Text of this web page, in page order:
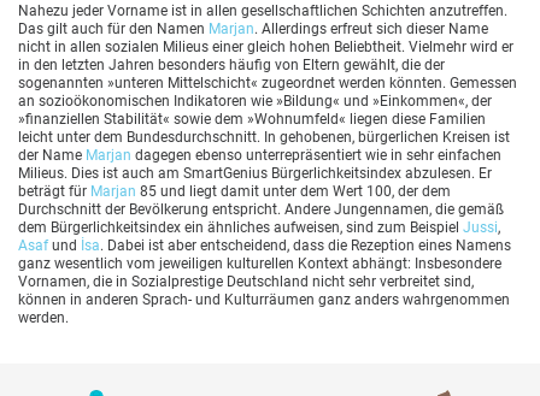
Nahezu jeder Vorname ist in allen gesellschaftlichen Schichten anzutreffen.
Das gilt auch für den Namen Marjan. Allerdings erfreut sich dieser Name
nicht in allen sozialen Milieus einer gleich hohen Beliebtheit. Vielmehr wird er
in den letzten Jahren besonders häufig von Eltern gewählt, die der
sogenannten »unteren Mittelschicht« zugeordnet werden könnten. Gemessen
an sozioökonomischen Indikatoren wie »Bildung« und »Einkommen«, der
»finanziellen Stabilität« sowie dem »Wohnumfeld« liegen diese Familien
leicht unter dem Bundesdurchschnitt. In gehobenen, bürgerlichen Kreisen ist
der Name Marjan dagegen ebenso unterrepräsentiert wie in sehr einfachen
Milieus. Dies ist auch am SmartGenius Bürgerlichkeitsindex abzulesen. Er
beträgt für Marjan 85 und liegt damit unter dem Wert 100, der dem
Durchschnitt der Bevölkerung entspricht. Andere Jungennamen, die gemäß
dem Bürgerlichkeitsindex ein ähnliches aufweisen, sind zum Beispiel Jussi,
Asaf und İsa. Dabei ist aber entscheidend, dass die Rezeption eines Namens
ganz wesentlich vom jeweiligen kulturellen Kontext abhängt: Insbesondere
Vornamen, die in Sozialprestige Deutschland nicht sehr verbreitet sind,
können in anderen Sprach- und Kulturräumen ganz anders wahrgenommen
werden.